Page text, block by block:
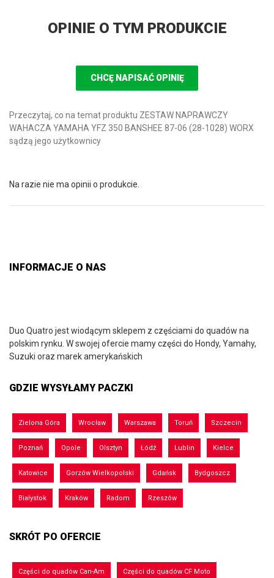
OPINIE O TYM PRODUKCIE
CHCĘ NAPISAĆ OPINIĘ
Przeczytaj, co na temat produktu ZESTAW NAPRAWCZY
WAHACZA YAMAHA YFZ 350 BANSHEE 87-06 (28-1028) WORX
sądzą jego użytkownicy
Na razie nie ma opinii o produkcie.
INFORMACJE O NAS
Duo Quatro jest wiodącym sklepem z częściami do quadów na
polskim rynku. W swojej ofercie mamy części do Hondy, Yamahy,
Suzuki oraz marek amerykańskich
GDZIE WYSYŁAMY PACZKI
Zielona Góra Wrocław Warszawa Toruń Szczecin
Poznań Opole Olsztyn Łódź Lublin Kielce
Katowice Gorzów Wielkopolski Gdańsk Bydgoszcz
Białystok Kraków Radom Rzeszów
SKRÓT PO OFERCIE
Części do quadów Can-Am Części do quadów CF Moto